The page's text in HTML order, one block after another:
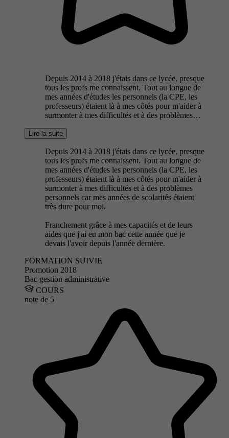
Depuis 2014 à 2018 j'étais dans ce lycée, presque
tous les profs me connaissent. Tout au longue de
mes années d'études les personnels (la CPE, les
professeurs) étaient là à mes côtés pour m'aider à
surmonter à mes difficultés et à des problèmes…
Lire la suite
Depuis 2014 à 2018 j'étais dans ce lycée, presque
tous les profs me connaissent. Tout au longue de
mes années d'études les personnels (la CPE, les
professeurs) étaient là à mes côtés pour m'aider à
surmonter à mes difficultés et à des problèmes
personnels car mes années de scolarités étaient
très dure pour moi.
Franchement grâce à mes capacités et de leurs
aides que j'ai eu mon bac cette année que je
devais l'avoir depuis l'année dernière.
FORMATION SUIVIE
Promotion 2018
Bac gestion administrative
COURS
note de 5